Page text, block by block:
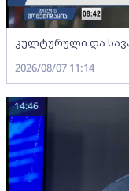
კულტურული და
2026/08/07 11:14
14:46